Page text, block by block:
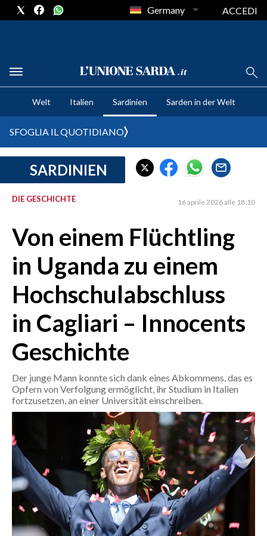
CRONACA SARDEGNA
CAGLIARI
SULCIS IGLESIENTE
MEDIO CAMPIDANO
ORISTANO E PROVINCIA
SASSARI E PROVINCIA
NUORO E PROVINCIA
OGLIASTRA
AGENDA
CRONACA
ITALIA
MONDO
POLITICA
ECONOMIA
SERVIZI ALLE IMPRESE
LAVORO
BANDI
SPORT IN SARDEGNA
SPORT
RISULTATI E CLASSIFICHE
Germany ACCEDI
Welt Italien Sardinien Sarden in der Welt
SFOGLIA IL QUOTIDIANO
SARDINIEN
DIE GESCHICHTE 16 aprile 2026 alle 18:10
Von einem Flüchtling
in Uganda zu einem
Hochschulabschluss
in Cagliari – Innocents
Geschichte
Der junge Mann konnte sich dank eines Abkommens, das es
Opfern von Verfolgung ermöglicht, ihr Studium in Italien
fortzusetzen, an einer Universität einschreiben.